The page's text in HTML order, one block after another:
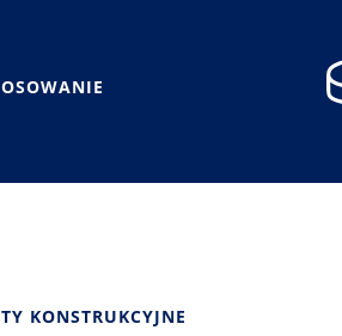
KONSTRUKCYJNE